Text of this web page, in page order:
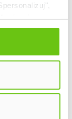
Wtedy
strony.
przycisku w